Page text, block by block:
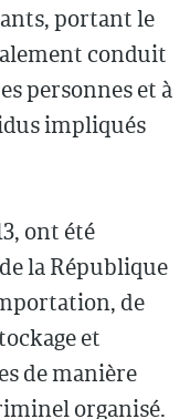
portant le
conduit
personnes et à
impliqués
ont été
la République
de
et
de manière
organisé.